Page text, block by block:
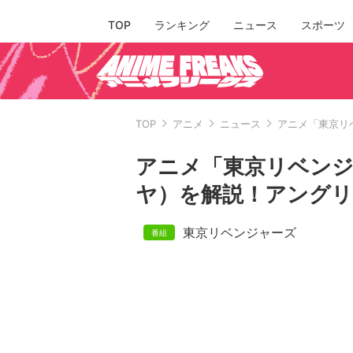
TOP ランキング ニュース スポーツ
TOP アニメ ニュース アニメ「東京
アニメ「東京リベン
ヤ）を解説！アング
東京リベンジャーズ